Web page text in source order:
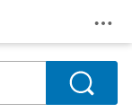
メ
検索